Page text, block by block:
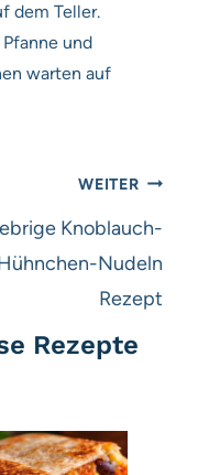
dem Teller.
und
warten auf
WEITER
Knoblauch-
Nudeln
Rezept
Rezepte